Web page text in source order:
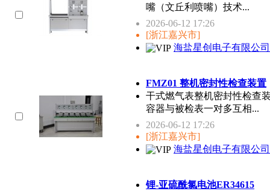
嘴（文丘利喷嘴）技术...
2026-06-12 17:26
[浙江嘉兴市]
海盐星创电子有限公司
FMZ01 整机密封性检查装置
干式燃气表整机密封性检查
容器与被检表一对多互相...
2026-06-12 17:26
[浙江嘉兴市]
海盐星创电子有限公司
锂-亚硫酰氯电池ER34615